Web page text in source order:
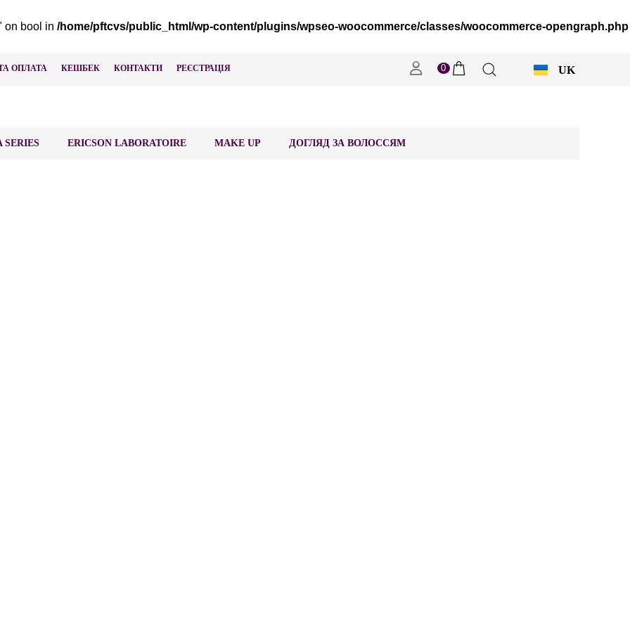
on bool in /home/pftcvs/public_html/wp-content/plugins/wpseo-woocommerce/classes/woocommerce-opengraph.php
ОПЛАТА КЕШБЕК КОНТАКТИ РЕЄСТРАЦІЯ 0 UK
RU
SERIES ERICSON LABORATOIRE MAKE UP ДОГЛЯД ЗА ВОЛОССЯМ